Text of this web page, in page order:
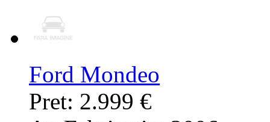
Ford Mondeo
Pret: 2.999 €